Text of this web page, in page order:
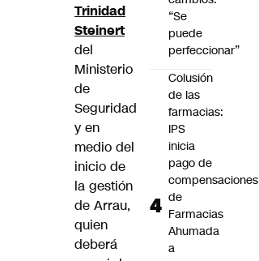
Trinidad
Steinert
del
Ministerio
de
Seguridad
y en
medio del
inicio de
la gestión
de Arrau,
quien
deberá
“Se
puede
perfeccionar”
Colusión
de las
farmacias:
IPS
inicia
pago de
compensaciones
de
Farmacias
Ahumada
a